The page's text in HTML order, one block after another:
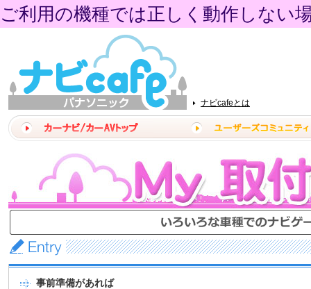
ご利用の機種では正しく動作しない
ナビcafeとは
事前準備があれば